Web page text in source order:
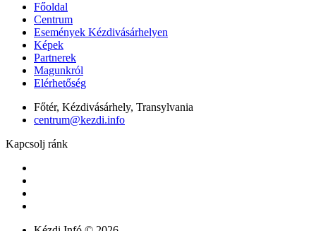
Főoldal
Centrum
Események Kézdivásárhelyen
Képek
Partnerek
Magunkról
Elérhetőség
Főtér, Kézdivásárhely, Transylvania
centrum@kezdi.info
Kapcsolj ránk